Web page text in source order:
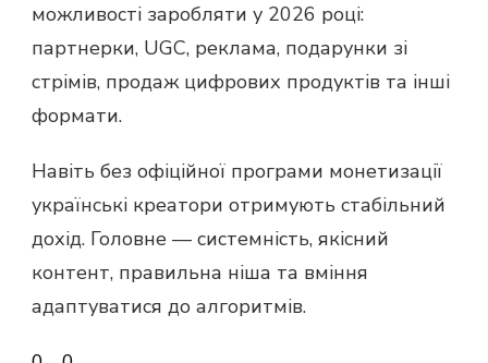
можливості заробляти у 2026 році:
партнерки, UGC, реклама, подарунки зі
стрімів, продаж цифрових продуктів та інші
формати.
Навіть без офіційної програми монетизації
українські креатори отримують стабільний
дохід. Головне — системність, якісний
контент, правильна ніша та вміння
адаптуватися до алгоритмів.